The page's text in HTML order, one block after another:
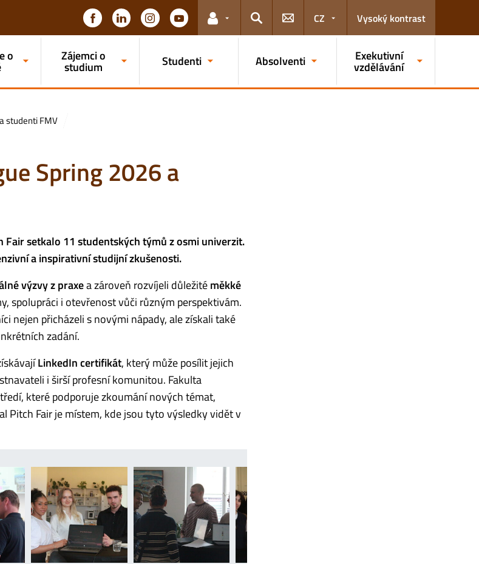
Odkazy pro uživatele
Hledat
CZ Vysoký kontrast
o Zájemci o
studium Studenti Absolventi Exekutivní
vzdělávání
studenti FMV
Spring 2026 a
setkalo 11 studentských týmů z osmi univerzit.
a inspirativní studijní zkušenosti.
výzvy z praxea zároveň rozvíjeli důležitéměkké
spolupráci i otevřenost vůči různým perspektivám.
nejen přicházeli s novými nápady, ale získali také
zadání.
LinkedIn certifikát, který může posílit jejich
i širší profesní komunitou. Fakulta
které podporuje zkoumání nových témat,
Pitch Fair je místem, kde jsou tyto výsledky vidět v